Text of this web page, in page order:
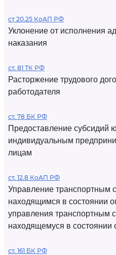
ст 20.25 КоАП РФ
Уклонение от исполнения
наказания
ст. 81 ТК РФ
Расторжение трудового
работодателя
ст. 78 БК РФ
Предоставление субсидий
индивидуальным
лицам
ст. 12.8 КоАП РФ
Управление транспортным
находящимся в состоянии
управления транспортным
находящемуся в состоянии
ст. 161 БК РФ